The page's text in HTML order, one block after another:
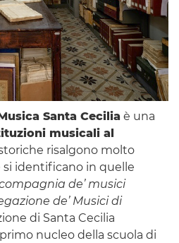
Santa Cecilia è una
musicali al
risalgono molto
identificano in quelle
de’ musici
de’ Musici di
di Santa Cecilia
primo nucleo della scuola di